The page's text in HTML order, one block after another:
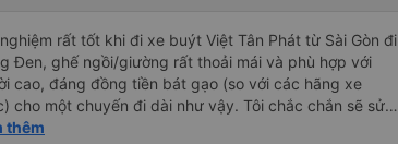
rất tốt khi đi xe buýt Việt Tân Phát từ Sài Gòn đi
Đen, ghế ngồi/giường rất thoải mái và phù hợp với
cao, đáng đồng tiền bát gạo (so với các hãng xe
cho một chuyến đi dài như vậy. Tôi chắc chắn sẽ sử
lại sau.
thêm